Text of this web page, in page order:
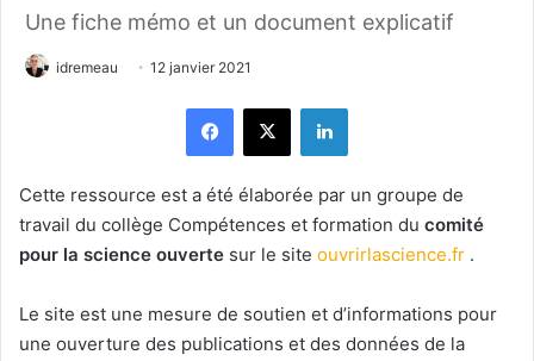
Une fiche mémo et un document explicatif
idremeau 12 janvier 2021
Facebook
X Linkedin
Cette ressource est a été élaborée par un groupe de
travail du collège Compétences et formation du comité
pour la science ouverte sur le site ouvrirlascience.fr .
Le site est une mesure de soutien et d’informations pour
une ouverture des publications et des données de la